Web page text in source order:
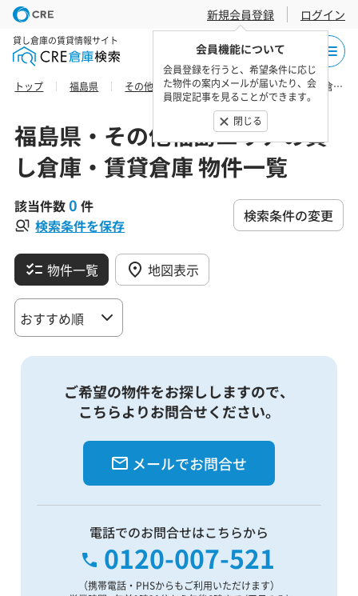
新規会員登録
会員機能について
会員登録を行うと、希望条件に応じ
た物件の案内メールが届いたり、会
員限定記事を見ることができます。
閉じる
ログイン
貸し倉庫の賃貸情報サイト
トップ 福島県 その他福島エリア 耶麻郡北塩原村の貸し倉庫・賃貸倉庫 物件一覧
福島県・その他福島エリアの貸
し倉庫・賃貸倉庫 物件一覧
該当件数0 件
検索条件を保存
検索条件の変更
物件一覧 地図表示
ご希望の物件をお探ししますので、
こちらよりお問合せください。
メールでお問合せ
電話でのお問合せはこちらから
0120-007-521
（携帯電話・PHSからもご利用いただけます）